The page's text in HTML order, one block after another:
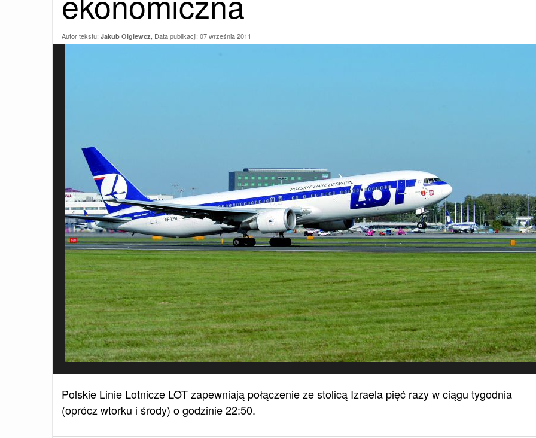
Autor tekstu: Jakub Olgiewcz, Data publikacji: 07 września 2011
Polskie Linie Lotnicze LOT zapewniają połączenie ze stolicą Izraela pięć razy w ciągu tygodnia
(oprócz wtorku i środy) o godzinie 22:50.